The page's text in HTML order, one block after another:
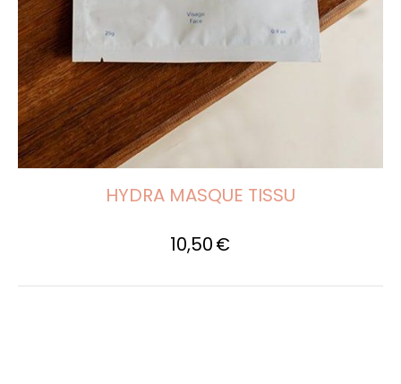
HYDRA MASQUE TISSU
10,50€